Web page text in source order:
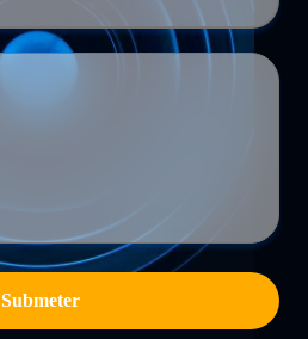
Submeter